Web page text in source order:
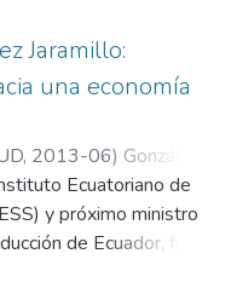
International. El
de manera conjunta
de las Naciones
con la colaboración
incluyendo todas
ONG
personas mayores
que fueron
Jaramillo:
una economía
, 2013-06) González
Ecuatoriano de
y próximo ministro
de Ecuador, fue
honoris causa por la